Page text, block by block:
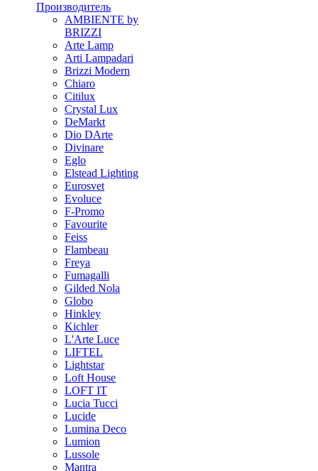
Производитель
AMBIENTE by
BRIZZI
Arte Lamp
Arti Lampadari
Brizzi Modern
Chiaro
Citilux
Crystal Lux
DeMarkt
Dio DArte
Divinare
Eglo
Elstead Lighting
Eurosvet
Evoluce
F-Promo
Favourite
Feiss
Flambeau
Freya
Fumagalli
Gilded Nola
Globo
Hinkley
Kichler
L'Arte Luce
LIFTEL
Lightstar
Loft House
LOFT IT
Lucia Tucci
Lucide
Lumina Deco
Lumion
Lussole
Mantra